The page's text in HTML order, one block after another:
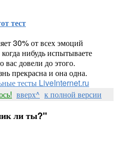
тест
30% от всех эмоций
нибудь испытываете
вас довели до этого.
прекрасна и она одна.
тесты LiveInternet.ru
вверх^ к полной версии
ли ты?"